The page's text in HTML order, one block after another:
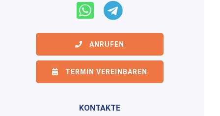
ANRUFEN
TERMIN VEREINBAREN
KONTAKTE